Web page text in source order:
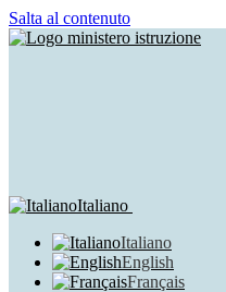
Salta al contenuto
Italiano
Italiano
English
Français